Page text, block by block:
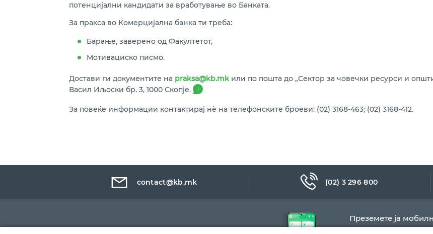
потенцијални кандидати за вработување во Банката.
За пракса во Комерцијална банка ти треба:
Барање, заверено од Факултетот,
Мотивациско писмо.
Достави ги документите на praksa@kb.mkили по пошта до „Сектор за човечки ресурси и
Васил Иљоски бр. 3, 1000 Скопје.
i
За повеќе информации контактирај нѐ на телефонските броеви: (02) 3168-463; (02) 3168-412.
contact@kb.mk (02) 3 296 800
Преземете ја